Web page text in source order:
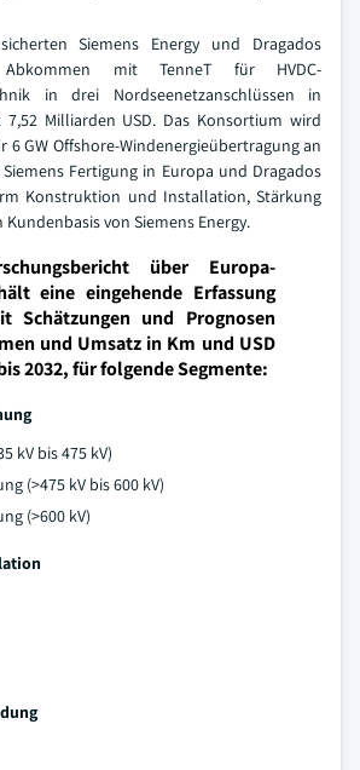
Siemens Energy und Dragados
mit TenneT für HVDC-
in drei Nordseenetzanschlüssen in
Milliarden USD. Das Konsortium wird
6 GW Offshore-Windenergieübertragung an
Fertigung in Europa und Dragados
Konstruktion und Installation, Stärkung
von Siemens Energy.
über Europa-
eine eingehende Erfassung
Schätzungen und Prognosen
und Umsatz in Km und USD
2032, für folgende Segmente:
kV bis 475 kV)
(>475 kV bis 600 kV)
(>600 kV)